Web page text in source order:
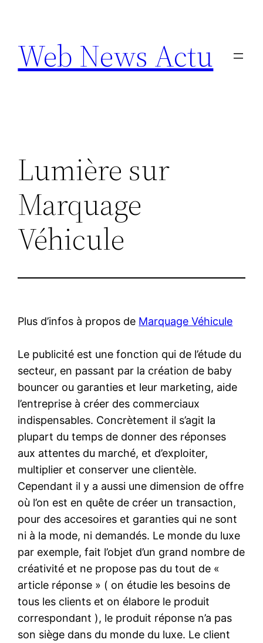
contenu
Web News Actu
Lumière sur
Marquage
Véhicule
Plus d’infos à propos de Marquage Véhicule
Le publicité est une fonction qui de l’étude du
secteur, en passant par la création de baby
bouncer ou garanties et leur marketing, aide
l’entreprise à créer des commerciaux
indispensables. Concrètement il s’agit la
plupart du temps de donner des réponses
aux attentes du marché, et d’exploiter,
multiplier et conserver une clientèle.
Cependant il y a aussi une dimension de offre
où l’on est en quête de créer un transaction,
pour des accesoires et garanties qui ne sont
ni à la mode, ni demandés. Le monde du luxe
par exemple, fait l’objet d’un grand nombre de
créativité et ne propose pas du tout de «
article réponse » ( on étudie les besoins de
tous les clients et on élabore le produit
correspondant ), le produit réponse n’a pas
son siège dans du monde du luxe. Le client